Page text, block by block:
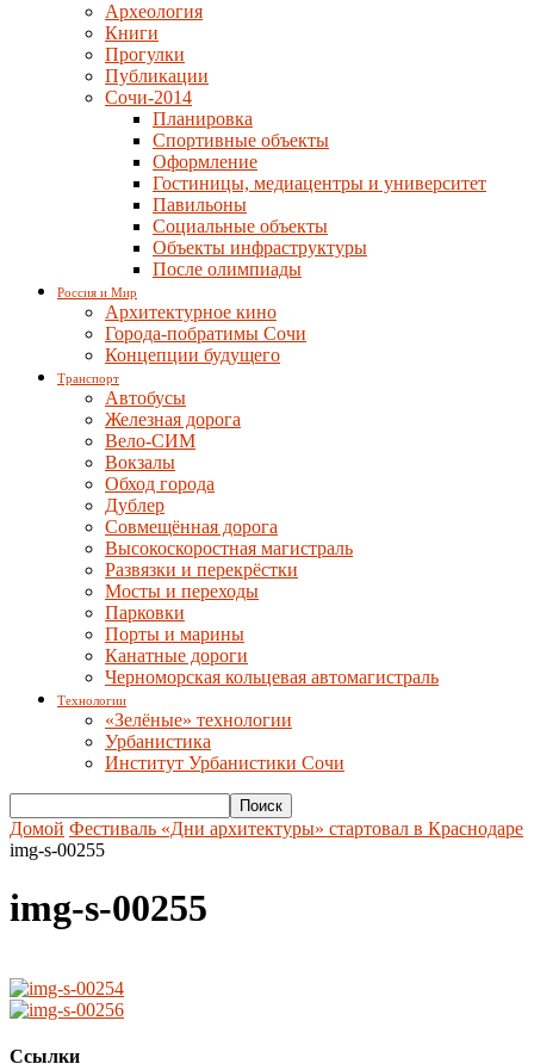
Археология
Книги
Прогулки
Публикации
Сочи-2014
Планировка
Спортивные объекты
Оформление
Гостиницы, медиацентры и университет
Павильоны
Социальные объекты
Объекты инфраструктуры
После олимпиады
Россия и Мир
Архитектурное кино
Города-побратимы Сочи
Концепции будущего
Транспорт
Автобусы
Железная дорога
Вело-СИМ
Вокзалы
Обход города
Дублер
Совмещённая дорога
Высокоскоростная магистраль
Развязки и перекрёстки
Мосты и переходы
Парковки
Порты и марины
Канатные дороги
Черноморская кольцевая автомагистраль
Технологии
«Зелёные» технологии
Урбанистика
Институт Урбанистики Сочи
Домой Фестиваль «Дни архитектуры» стартовал в Краснодаре
img-s-00255
img-s-00255
Ссылки